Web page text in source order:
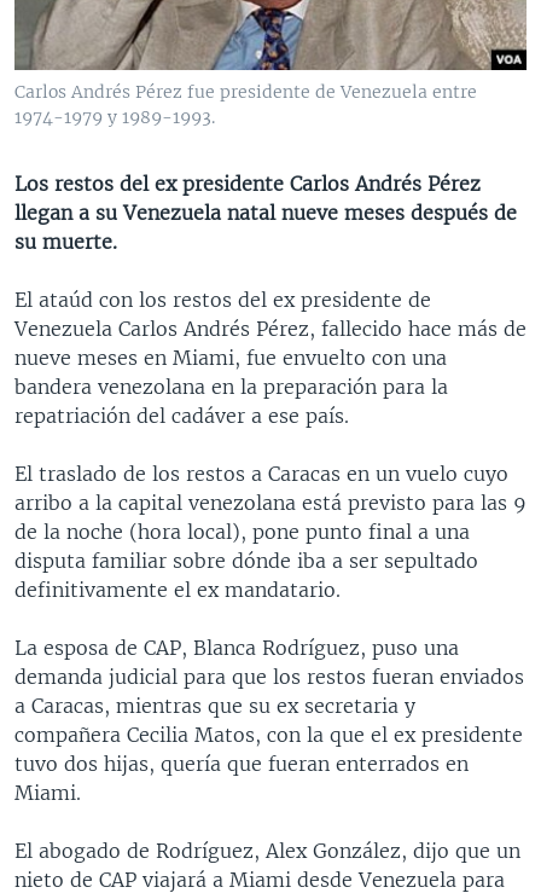
VENEZUELA
BRASIL
NICARAGUA
ECONOMÍA
ENTRETENIMIENTO Y CULTURA
TECNOLOGÍA
CIENCIA Y SALUD
MULTIMEDIA
VIDEOS
FOTOGRAFÍA
PROGRAMAS TV
EL MUNDO AL DÍA
VISIÓN 360
LAS CLAVES
RADIO
AUDIONOTICIAS
BUENOS DÍAS AMÉRICA
EL MUNDO AL DÍA [RADIO]
FORO [RADIO]
DEPORTIVO INTERNACIONAL
ENTRETENIMIENTO
DOCUMENTALES DE LA VOA
SÍGANOS
Carlos Andrés Pérez fue presidente de Venezuela entre
1974-1979 y 1989-1993.
Los restos del ex presidente Carlos Andrés Pérez
llegan a su Venezuela natal nueve meses después de
su muerte.
El ataúd con los restos del ex presidente de
Venezuela Carlos Andrés Pérez, fallecido hace más de
nueve meses en Miami, fue envuelto con una
bandera venezolana en la preparación para la
repatriación del cadáver a ese país.
El traslado de los restos a Caracas en un vuelo cuyo
arribo a la capital venezolana está previsto para las 9
de la noche (hora local), pone punto final a una
disputa familiar sobre dónde iba a ser sepultado
definitivamente el ex mandatario.
La esposa de CAP, Blanca Rodríguez, puso una
demanda judicial para que los restos fueran enviados
a Caracas, mientras que su ex secretaria y
compañera Cecilia Matos, con la que el ex presidente
tuvo dos hijas, quería que fueran enterrados en
Miami.
El abogado de Rodríguez, Alex González, dijo que un
nieto de CAP viajará a Miami desde Venezuela para